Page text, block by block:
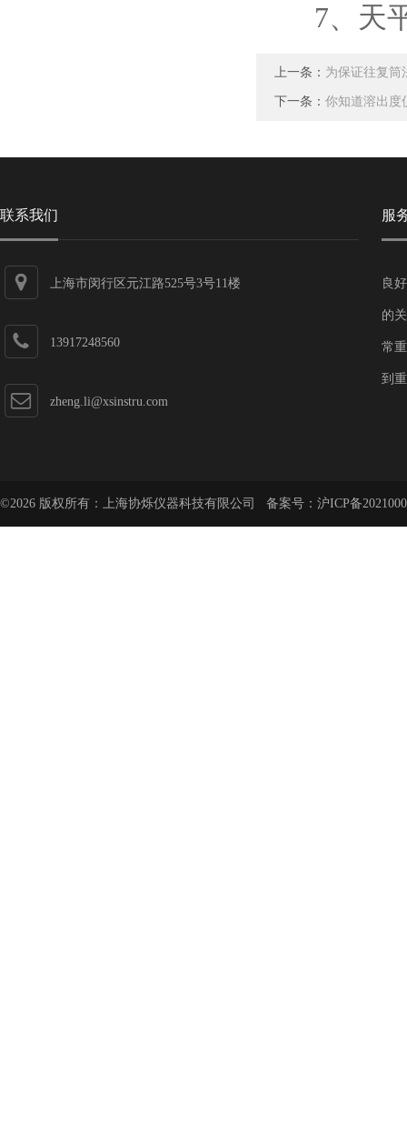
7、天平
上一条： 为保证往复筒
下一条： 你知道溶出度
联系我们
上海市闵行区元江路525号3号11楼
13917248560
zheng.li@xsinstru.com
服
良
的
常
到
©2026 版权所有：上海协烁仪器科技有限公司 备案号： 沪ICP备